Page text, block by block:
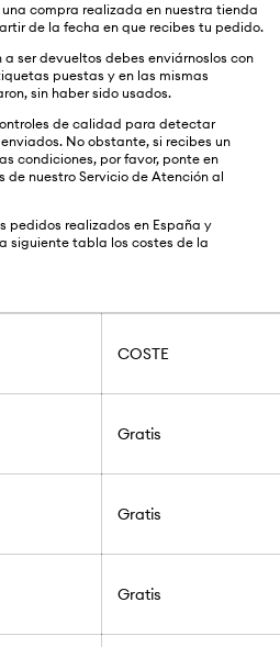
compra realizada en nuestra tienda
de la fecha en que recibes tu pedido.
ser devueltos debes enviárnoslos con
puestas y en las mismas
sin haber sido usados.
de calidad para detectar
No obstante, si recibes un
condiciones, por favor, ponte en
nuestro Servicio de Atención al
pedidos realizados en España y
siguiente tabla los costes de la
COSTE
Gratis
Gratis
Gratis